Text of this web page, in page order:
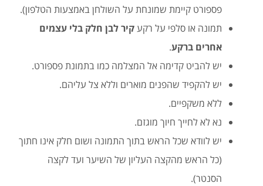
פספורט קיימת שמונחת על השולחן באמצעות הטלפון).
תמונה או סלפי על רקעקיר לבן חלק בלי עצמים
אחרים ברקע.
יש להביט קדימה אל המצלמה כמו בתמונת פספורט.
יש להקפיד שהפנים מוארים וללא צל עליהם.
ללא משקפיים.
נא לא לחייך חיוך מוגזם.
יש לוודא שכל הראש בתוך התמונה ושום חלק אינו חתוך
(כל הראש מהקצה העליון של השיער ועד לקצה
הסנטר).